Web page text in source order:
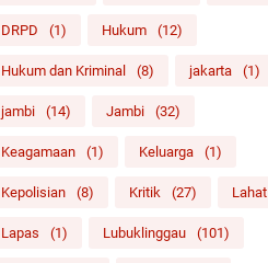
DRPD (1) Hukum (12)
Hukum dan Kriminal (8) jakarta (1)
jambi (14) Jambi (32)
Keagamaan (1) Keluarga (1)
Kepolisian (8) Kritik (27) Lahat
Lapas (1) Lubuklinggau (101)